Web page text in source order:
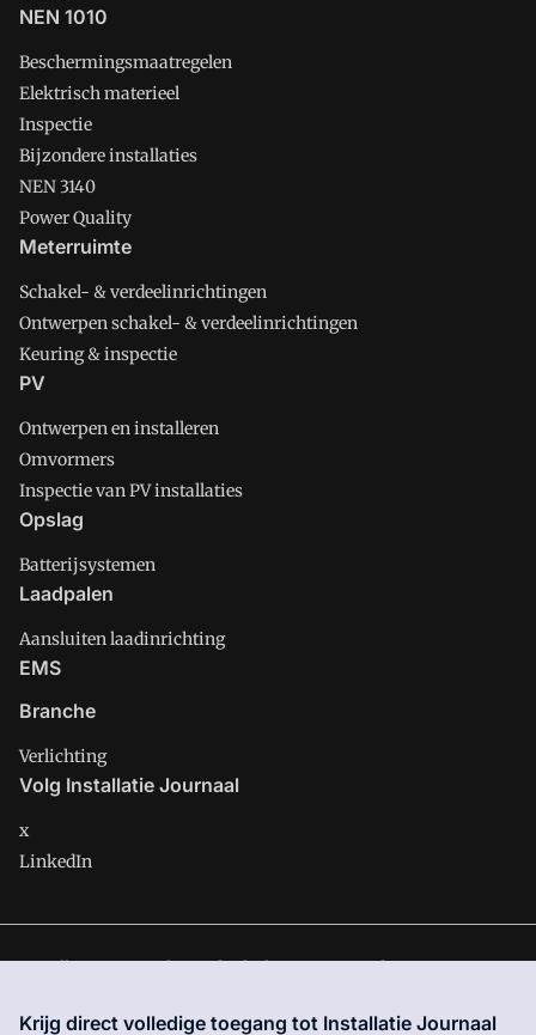
NEN 1010
Beschermingsmaatregelen
Elektrisch materieel
Inspectie
Bijzondere installaties
NEN 3140
Power Quality
Meterruimte
Schakel- & verdeelinrichtingen
Ontwerpen schakel- & verdeelinrichtingen
Keuring & inspectie
PV
Ontwerpen en installeren
Omvormers
Inspectie van PV installaties
Opslag
Batterijsystemen
Laadpalen
Aansluiten laadinrichting
EMS
Branche
Verlichting
Volg Installatie Journaal
x
LinkedIn
Installatie Journaal is onderdeel van VMN media. Lees inons
site zijn de volgende regelingen van toepassing:Algemene
Krijg direct volledige toegang tot Installatie Journaal